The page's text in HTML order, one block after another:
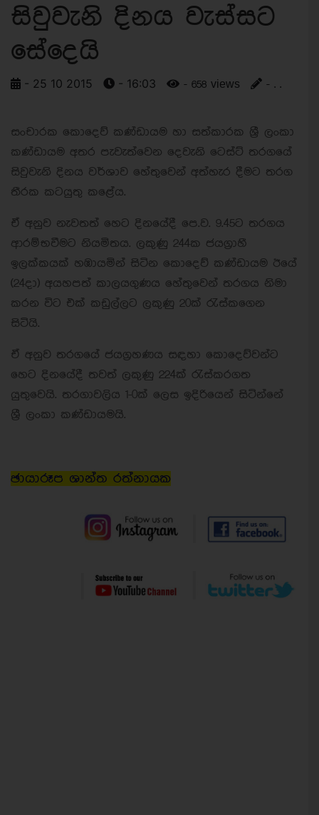
සිවුවැනි දිනය වැස්සට
සේදෙයි
- 25 10 2015 - 16:03 - 658 views - . .
සංචාරක කොදෙව් කණ්ඩායම හා සත්කාරක ශ්‍රී ලංකා
කණ්ඩායම අතර පැවැත්වෙන දෙවැනි ටෙස්ට් තරගයේ
සිවුවැනි දිනය වර්ශාව හේතුවෙන් අත්හැර දීමට තරග
තීරක කටයුතු කළේය.
ඒ අනුව නැවතත් හෙට දිනයේදී පෙ.ව. 9.45ට තරගය
ආරම්භවීමට නියමිතය. ලකුණු 244ක ජයග්‍රාහී
ඉලක්කයක් හඹායමින් සිටින කොදෙව් කණ්ඩායම ඊයේ
(24දා) අයහපත් කාලයගුණය හේතුවෙන් තරගය නිමා
කරන විට එක් කඩුල්ලට ලකුණු 20ක් රැස්කගෙන
සිටියි.
ඒ අනුව තරගයේ ජයග්‍රහණය සඳහා කොදෙව්වන්ට
හෙට දිනයේදී තවත් ලකුණු 224ක් රැස්කරගත
යුතුවෙයි. තරගාවලිය 1-0ක් ලෙස ඉදිරියෙන් සිටින්නේ
ශ්‍රී ලංකා කණ්ඩායමයි.
ඡායාරූප ශාන්ත රත්නායක